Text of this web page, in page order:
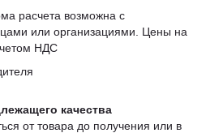
расчета возможна с
или организациями. Цены на
НДС
качества
от товара до получения или в